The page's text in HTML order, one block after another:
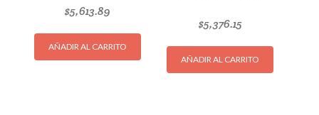
$5,613.89
AÑADIR AL CARRITO
$5,376.15
AÑADIR AL CARRITO